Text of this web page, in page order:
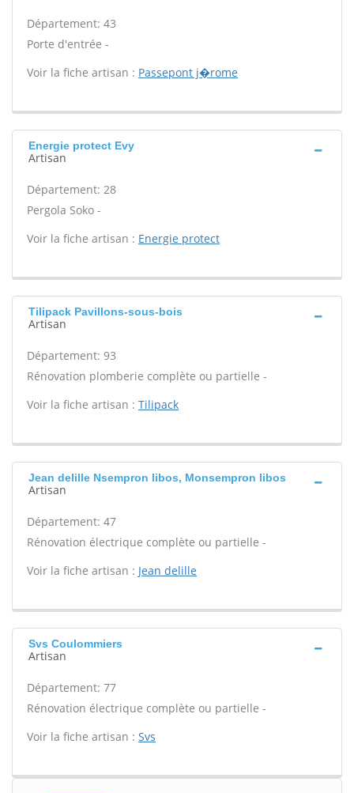
Département: 43
Porte d'entrée -
Voir la fiche artisan : Passepont j�rome
Energie protect Evy
Artisan
Département: 28
Pergola Soko -
Voir la fiche artisan : Energie protect
Tilipack Pavillons-sous-bois
Artisan
Département: 93
Rénovation plomberie complète ou partielle -
Voir la fiche artisan : Tilipack
Jean delille Nsempron libos, Monsempron libos
Artisan
Département: 47
Rénovation électrique complète ou partielle -
Voir la fiche artisan : Jean delille
Svs Coulommiers
Artisan
Département: 77
Rénovation électrique complète ou partielle -
Voir la fiche artisan : Svs